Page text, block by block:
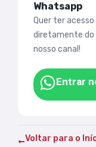
Whatsapp
Quer ter
diretamente do
nosso canal!
Entrar
Voltar para o